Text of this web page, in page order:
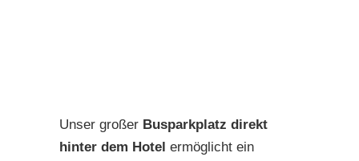
Unser großer Busparkplatz direkt
hinter dem Hotel ermöglicht ein